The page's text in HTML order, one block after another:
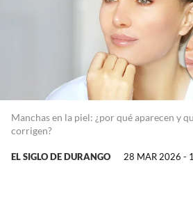
Manchas en la piel: ¿por qué aparecen y
corrigen?
EL SIGLO DE DURANGO 28 MAR 2026 -